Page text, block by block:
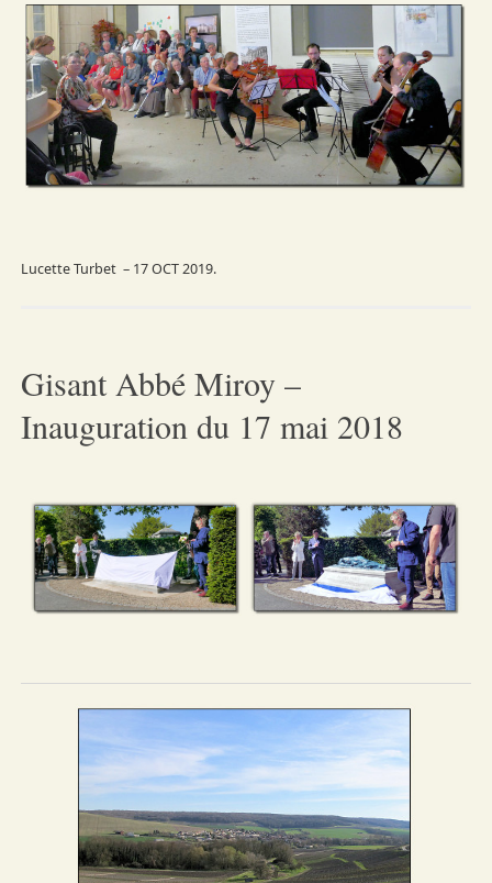
Lucette Turbet – 17 OCT 2019.
Gisant Abbé Miroy –
Inauguration du 17 mai 2018